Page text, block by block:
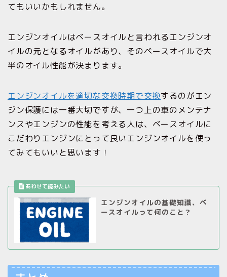
てもいいかもしれません。
エンジンオイルはベースオイルと言われるエンジンオ
イルの元となるオイルがあり、そのベースオイルで大
半のオイル性能が決まります。
エンジンオイルを適切な交換時期で交換するのがエン
ジン保護には一番大切ですが、一つ上の車のメンテナ
ンスやエンジンの性能を考える人は、ベースオイルに
こだわりエンジンにとって良いエンジンオイルを使っ
てみてもいいと思います！
エンジンオイルの基礎知識、ベ
ースオイルって何のこと？